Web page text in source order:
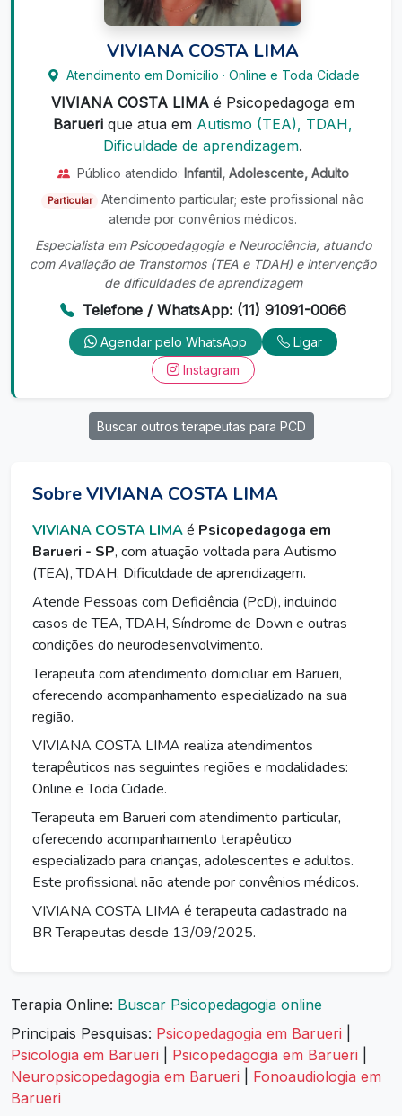
VIVIANA COSTA LIMA
Atendimento em Domicílio · Online e Toda Cidade
VIVIANA COSTA LIMA é Psicopedagoga em
Barueri que atua em Autismo (TEA), TDAH,
Dificuldade de aprendizagem.
Público atendido: Infantil, Adolescente, Adulto
Particular
Atendimento particular; este profissional não
atende por convênios médicos.
Especialista em Psicopedagogia e Neurociência, atuando
com Avaliação de Transtornos (TEA e TDAH) e intervenção
de dificuldades de aprendizagem
Telefone / WhatsApp: (11) 91091-0066
Agendar pelo WhatsApp
Ligar
Instagram
Buscar outros terapeutas para PCD
Sobre VIVIANA COSTA LIMA
VIVIANA COSTA LIMAé Psicopedagoga em
Barueri - SP, com atuação voltada para Autismo
(TEA), TDAH, Dificuldade de aprendizagem.
Atende Pessoas com Deficiência (PcD), incluindo
casos de TEA, TDAH, Síndrome de Down e outras
condições do neurodesenvolvimento.
Terapeuta com atendimento domiciliar em Barueri,
oferecendo acompanhamento especializado na sua
região.
VIVIANA COSTA LIMA realiza atendimentos
terapêuticos nas seguintes regiões e modalidades:
Online e Toda Cidade.
Terapeuta em Barueri com atendimento particular,
oferecendo acompanhamento terapêutico
especializado para crianças, adolescentes e adultos.
Este profissional não atende por convênios médicos.
VIVIANA COSTA LIMA é terapeuta cadastrado na
BR Terapeutas desde 13/09/2025.
Terapia Online: Buscar Psicopedagogia online
Principais Pesquisas: Psicopedagogia em Barueri
Psicologia em Barueri
Psicopedagogia em Barueri
Neuropsicopedagogia em Barueri
Fonoaudiologia em
Barueri